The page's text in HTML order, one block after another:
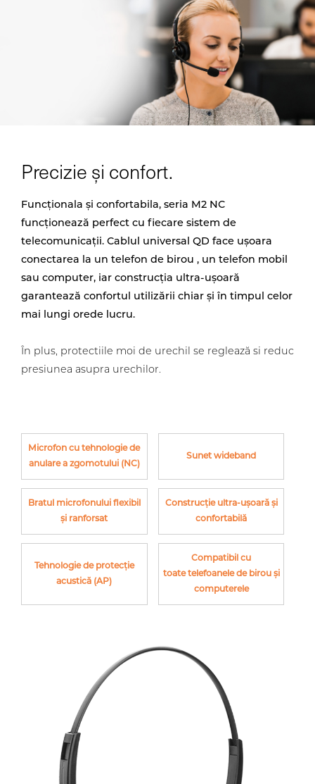
Precizie și confort.
Funcționala și confortabila, seria M2 NC
funcționează perfect cu fiecare sistem de
telecomunicații. Cablul universal QD face ușoara
conectarea la un telefon de birou , un telefon mobil
sau computer, iar construcția ultra-ușoară
garantează confortul utilizării chiar și în timpul celor
mai lungi orede lucru.
În plus, protectiile moi de urechil se reglează si reduc
presiunea asupra urechilor.
Microfon cu tehnologie de
anulare a zgomotului (NC)
Sunet wideband
Bratul microfonului flexibil
și ranforsat
Construcție ultra-ușoară și
confortabilă
Tehnologie de protecție
acustică (AP)
Compatibil cu
toate telefoanele de birou și
computerele